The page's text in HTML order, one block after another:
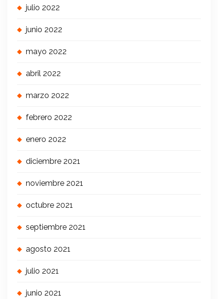
julio 2022
junio 2022
mayo 2022
abril 2022
marzo 2022
febrero 2022
enero 2022
diciembre 2021
noviembre 2021
octubre 2021
septiembre 2021
agosto 2021
julio 2021
junio 2021